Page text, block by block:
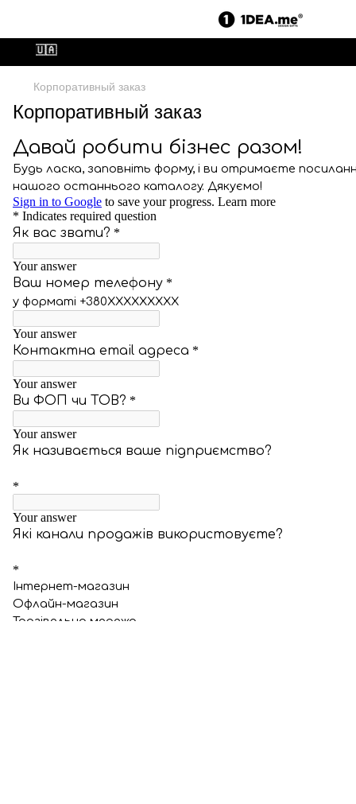
ВСУ🇺🇦
Корпоративный заказ
Корпоративный заказ